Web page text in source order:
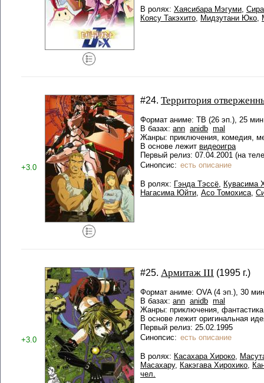
В ролях: Хаясибара Мэгуми,
Коясу Такэхито, Мидзутани Юко,
+3.0
#24. Территория
Формат аниме: ТВ (26 эп.), 25
В базах: ann anidb mal
Жанры: приключения, комедия,
В основе лежит видеоигра
Первый релиз: 07.04.2001 (на
Синопсис: есть описание
В ролях: Гэнда Тэссё, Кувасима
Нагасима Юйти, Асо Томохиса,
+3.0
#25. Армитаж III (1995 г.)
Формат аниме: OVA (4 эп.), 30
В базах: ann anidb mal
Жанры: приключения,
В основе лежит оригинальная
Первый релиз: 25.02.1995
Синопсис: есть описание
В ролях: Касахара Хироко,
Масахару, Какэгава Хирохико,
чел.